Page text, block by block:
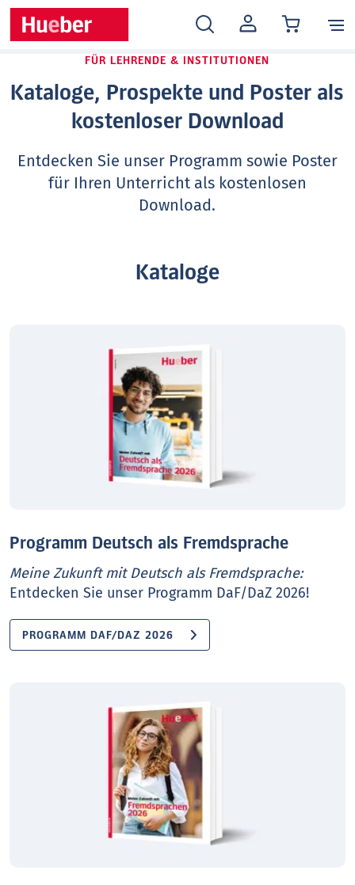
MEIN
KONTO
FÜR LEHRENDE & INSTITUTIONEN
Kataloge, Prospekte und Poster als
kostenloser Download
Entdecken Sie unser Programm sowie Poster
für Ihren Unterricht als kostenlosen
Download.
Kataloge
Programm Deutsch als Fremdsprache
Meine Zukunft mit Deutsch als Fremdsprache:
Entdecken Sie unser Programm DaF/DaZ 2026!
PROGRAMM DAF/DAZ 2026